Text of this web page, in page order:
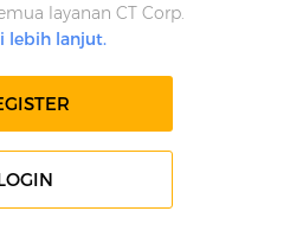
layanan CT Corp.
lebih lanjut.